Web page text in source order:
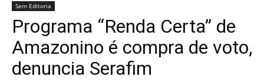
Sem Editoria
Programa “Renda Certa” de
Amazonino é compra de voto,
denuncia Serafim